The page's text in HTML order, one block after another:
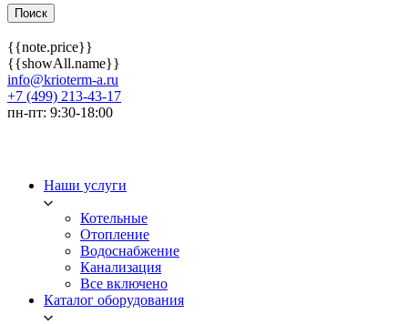
{{note.price}}
{{showAll.name}}
info@krioterm-a.ru
+7 (499) 213-43-17
пн-пт: 9:30-18:00
Наши услуги
Котельные
Отопление
Водоснабжение
Канализация
Все включено
Каталог оборудования